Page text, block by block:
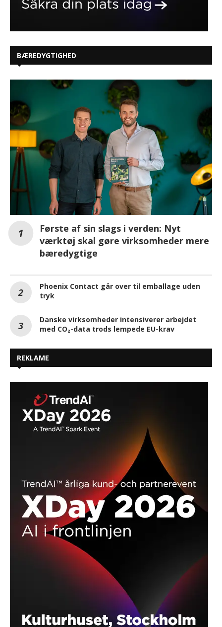
BÆREDYGTIGHED
Første af sin slags i verden: Nyt
værktøj skal gøre virksomheder mere
bæredygtige
Phoenix Contact går over til emballage uden
tryk
Danske virksomheder intensiverer arbejdet
med CO₂-data trods lempede EU-krav
REKLAME